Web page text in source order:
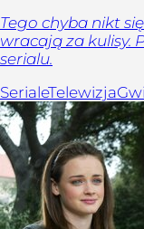
Tego chyba nikt
wracają za kulisy.
serialu.
SerialeTelewizja